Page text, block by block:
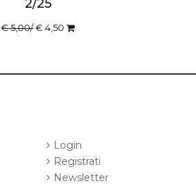
2/25
€ 5,00/€ 4,50
Login
Registrati
Newsletter